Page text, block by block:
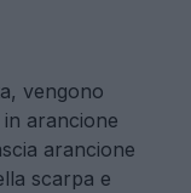
vengono
arancione
arancione
scarpa e